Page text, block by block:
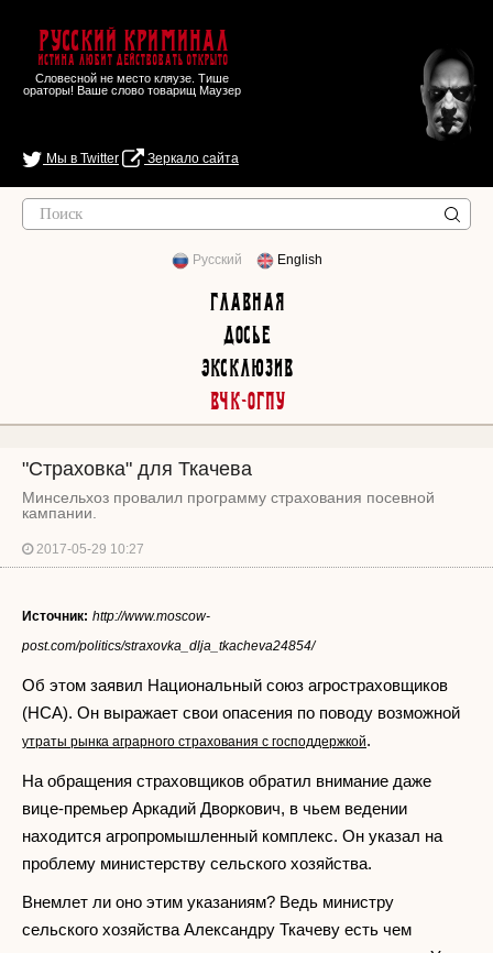
Русский Криминал
Истина любит действовать открыто
Словесной не место кляузе. Тише
ораторы! Ваше слово товарищ Маузер
Мы в Twitter Зеркало сайта
Русский English
Главная
Досье
Эксклюзив
ВЧК-ОГПУ
"Страховка" для Ткачева
Минсельхоз провалил программу страхования посевной
кампании.
2017-05-29 10:27
Источник: http://www.moscow-
post.com/politics/straxovka_dlja_tkacheva24854/
Об этом заявил Национальный союз агростраховщиков
(НСА). Он выражает свои опасения по поводу возможной
утраты рынка аграрного страхования с господдержкой.
На обращения страховщиков обратил внимание даже
вице-премьер Аркадий Дворкович, в чьем ведении
находится агропромышленный комплекс. Он указал на
проблему министерству сельского хозяйства.
Внемлет ли оно этим указаниям? Ведь министру
сельского хозяйства Александру Ткачеву есть чем